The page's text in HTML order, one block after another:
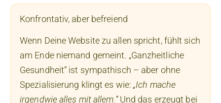
Konfrontativ, aber befreiend
Wenn Deine Website zu allen spricht, fühlt sich
am Ende niemand gemeint. „Ganzheitliche
Gesundheit“ ist sympathisch – aber ohne
Spezialisierung klingt es wie:„Ich mache
irgendwie alles mit allem.“Und das erzeugt bei